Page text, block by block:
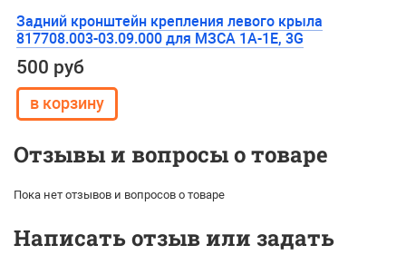
Задний кронштейн крепления левого крыла
817708.003-03.09.000 для МЗСА 1А-1Е, 3G
500 руб
Отзывы и вопросы о товаре
Пока нет отзывов и вопросов о товаре
Написать отзыв или задать